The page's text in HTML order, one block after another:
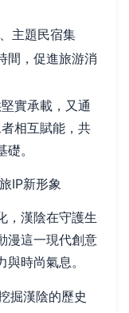
主題民宿集
間，促進旅游消
實承載，又通
相互賦能，共
。
IP新形象
，漢陰在守護生
漫這一現代創意
時尚氣息。
掘漢陰的歷史